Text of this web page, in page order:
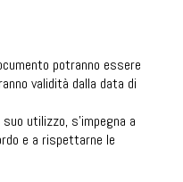
potranno essere
validità dalla data di
utilizzo, s’impegna a
e a rispettarne le